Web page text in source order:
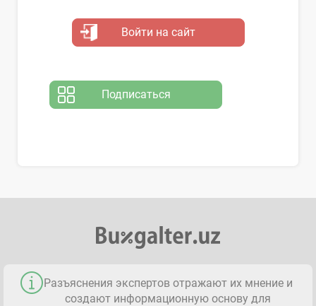
Войти на сайт
Подписаться
Разъяснения экспертов отражают их мнение и
создают информационную основу для